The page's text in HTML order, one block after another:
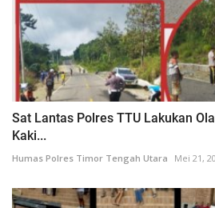
Sat Lantas Polres TTU Lakukan
Kaki...
Humas Polres Timor Tengah Utara Mei 21,